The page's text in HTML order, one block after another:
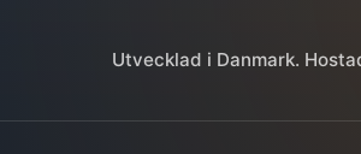
Utvecklad i Danmark.